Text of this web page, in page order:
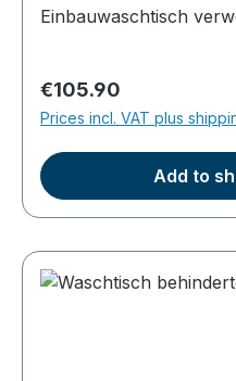
Einbauwaschtisch
50,5 x 38cm oval
Regular price:
€105.90
Prices incl. VAT plus
Add to